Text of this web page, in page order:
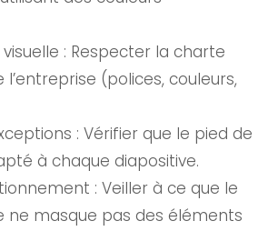
: Respecter la charte
l’entreprise (polices, couleurs,
: Vérifier que le pied de
à chaque diapositive.
: Veiller à ce que le
ne masque pas des éléments